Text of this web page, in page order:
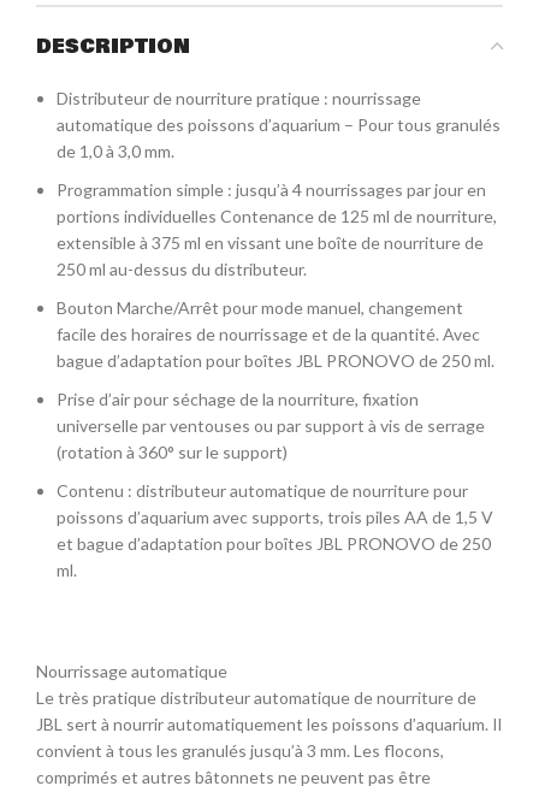
DESCRIPTION
Distributeur de nourriture pratique : nourrissage
automatique des poissons d’aquarium – Pour tous granulés
de 1,0 à 3,0 mm.
Programmation simple : jusqu’à 4 nourrissages par jour en
portions individuelles Contenance de 125 ml de nourriture,
extensible à 375 ml en vissant une boîte de nourriture de
250 ml au-dessus du distributeur.
Bouton Marche/Arrêt pour mode manuel, changement
facile des horaires de nourrissage et de la quantité. Avec
bague d’adaptation pour boîtes JBL PRONOVO de 250 ml.
Prise d’air pour séchage de la nourriture, fixation
universelle par ventouses ou par support à vis de serrage
(rotation à 360° sur le support)
Contenu : distributeur automatique de nourriture pour
poissons d’aquarium avec supports, trois piles AA de 1,5 V
et bague d’adaptation pour boîtes JBL PRONOVO de 250
ml.
Nourrissage automatique
Le très pratique distributeur automatique de nourriture de
JBL sert à nourrir automatiquement les poissons d’aquarium. Il
convient à tous les granulés jusqu’à 3 mm. Les flocons,
comprimés et autres bâtonnets ne peuvent pas être